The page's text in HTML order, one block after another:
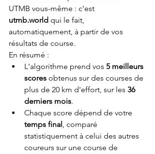
UTMB vous-même : c'est
utmb.world qui le fait,
automatiquement, à partir de vos
résultats de course.
En résumé :
L'algorithme prend vos 5 meilleurs
scores obtenus sur des courses de
plus de 20 km d'effort, sur les 36
derniers mois.
Chaque score dépend de votre
temps final, comparé
statistiquement à celui des autres
coureurs sur une course de